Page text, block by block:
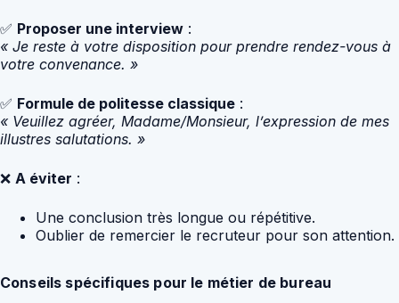
✅ Proposer une interview :
« Je reste à votre disposition pour prendre rendez-vous à
votre convenance. »
✅ Formule de politesse classique :
« Veuillez agréer, Madame/Monsieur, l’expression de mes
illustres salutations. »
❌ A éviter :
Une conclusion très longue ou répétitive.
Oublier de remercier le recruteur pour son attention.
Conseils spécifiques pour le métier de bureau